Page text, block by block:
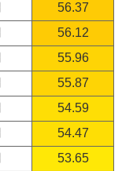
56.37
56.12
55.96
55.87
54.59
54.47
53.65